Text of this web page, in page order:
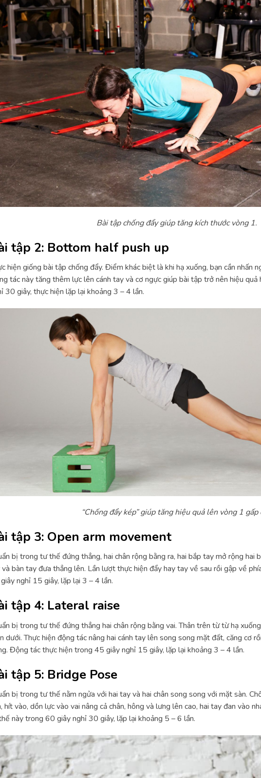
Bài tập chống đẩy giúp tăng kích thước vòng 1.
tập 2: Bottom half push up
hiện giống bài tập chống đẩy. Điểm khác biệt là khi hạ xuống, bạn cần nhấn
tác này tăng thêm lực lên cánh tay và cơ ngực giúp bài tập trở nên hiệu quả
30 giây, thực hiện lặp lại khoảng 3 – 4 lần.
“Chống đẩy kép” giúp tăng hiệu quả lên vòng 1 gấp
tập 3: Open arm movement
bị trong tư thế đứng thẳng, hai chân rộng bằng ra, hai bắp tay mở rộng hai
bàn tay đưa thẳng lên. Lần lượt thực hiện đẩy hay tay về sau rồi gập về
nghỉ 15 giây, lặp lại 3 – 4 lần.
tập 4: Lateral raise
bị trong tư thế đứng thẳng hai chân rộng bằng vai. Thân trên từ từ hạ
dưới. Thực hiện động tác nâng hai cánh tay lên song song mặt đất, căng cơ
Động tác thực hiện trong 45 giây nghỉ 15 giây, lặp lại khoảng 3 – 4 lần.
tập 5: Bridge Pose
bị trong tư thế nằm ngửa với hai tay và hai chân song song với mặt sàn.
hít vào, dồn lực vào vai nâng cả chân, hông và lưng lên cao, hai tay đan vào
này trong 60 giây nghỉ 30 giây, lặp lại khoảng 5 – 6 lần.